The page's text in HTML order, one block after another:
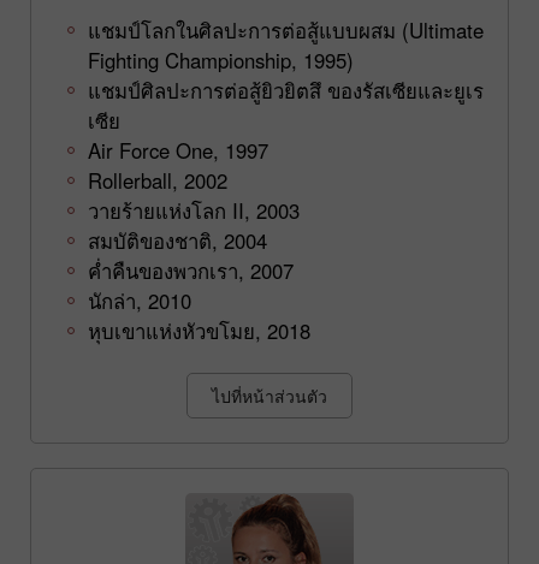
แชมป์โลกในศิลปะการต่อสู้แบบผสม (Ultimate
Fighting Championship, 1995)
แชมป์ศิลปะการต่อสู้ยิวยิตสึ ของรัสเซียและยูเร
เซีย
Air Force One, 1997
Rollerball, 2002
วายร้ายแห่งโลก II, 2003
สมบัติของชาติ, 2004
ค่ำคืนของพวกเรา, 2007
นักล่า, 2010
หุบเขาแห่งหัวขโมย, 2018
ไปที่หน้าส่วนตัว